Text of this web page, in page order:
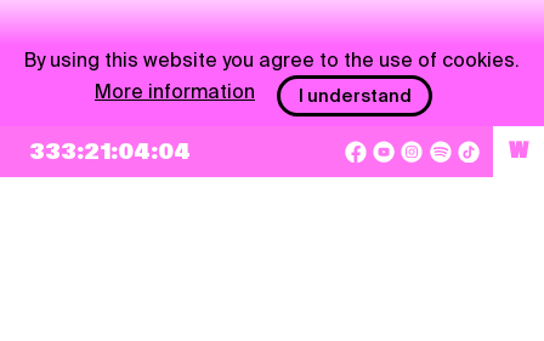
333:21:04:03 W
By using this website you agree to the use of cookies.
More information
I understand